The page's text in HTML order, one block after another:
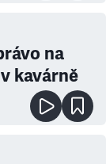
na
kavárně